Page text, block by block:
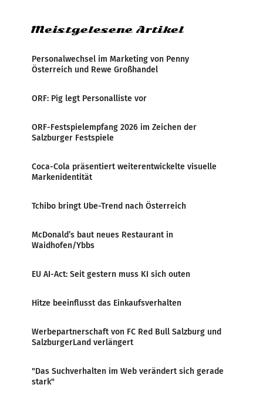
Meistgelesene Artikel
Personalwechsel im Marketing von Penny
Österreich und Rewe Großhandel
ORF: Pig legt Personalliste vor
ORF-Festspielempfang 2026 im Zeichen der
Salzburger Festspiele
Coca-Cola präsentiert weiterentwickelte visuelle
Markenidentität
Tchibo bringt Ube-Trend nach Österreich
McDonald’s baut neues Restaurant in
Waidhofen/Ybbs
EU AI-Act: Seit gestern muss KI sich outen
Hitze beeinflusst das Einkaufsverhalten
Werbepartnerschaft von FC Red Bull Salzburg und
SalzburgerLand verlängert
"Das Suchverhalten im Web verändert sich gerade
stark"